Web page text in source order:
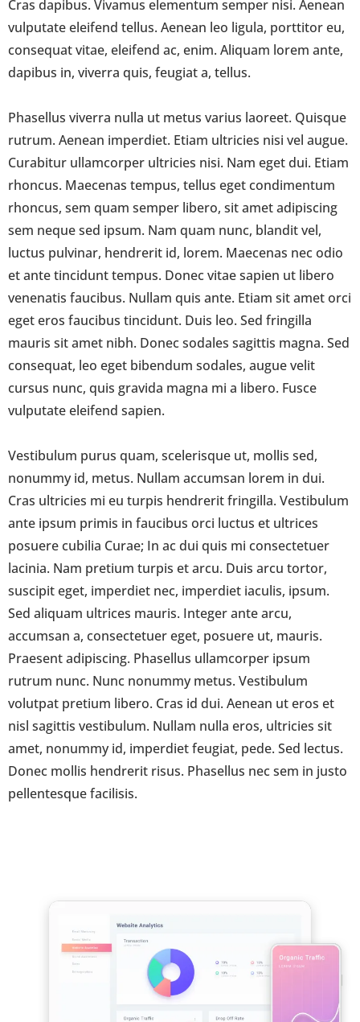
Cras dapibus. Vivamus elementum semper nisi. Aenean
vulputate eleifend tellus. Aenean leo ligula, porttitor eu,
consequat vitae, eleifend ac, enim. Aliquam lorem ante,
dapibus in, viverra quis, feugiat a, tellus.
Phasellus viverra nulla ut metus varius laoreet. Quisque
rutrum. Aenean imperdiet. Etiam ultricies nisi vel augue.
Curabitur ullamcorper ultricies nisi. Nam eget dui. Etiam
rhoncus. Maecenas tempus, tellus eget condimentum
rhoncus, sem quam semper libero, sit amet adipiscing
sem neque sed ipsum. Nam quam nunc, blandit vel,
luctus pulvinar, hendrerit id, lorem. Maecenas nec odio
et ante tincidunt tempus. Donec vitae sapien ut libero
venenatis faucibus. Nullam quis ante. Etiam sit amet orci
eget eros faucibus tincidunt. Duis leo. Sed fringilla
mauris sit amet nibh. Donec sodales sagittis magna. Sed
consequat, leo eget bibendum sodales, augue velit
cursus nunc, quis gravida magna mi a libero. Fusce
vulputate eleifend sapien.
Vestibulum purus quam, scelerisque ut, mollis sed,
nonummy id, metus. Nullam accumsan lorem in dui.
Cras ultricies mi eu turpis hendrerit fringilla. Vestibulum
ante ipsum primis in faucibus orci luctus et ultrices
posuere cubilia Curae; In ac dui quis mi consectetuer
lacinia. Nam pretium turpis et arcu. Duis arcu tortor,
suscipit eget, imperdiet nec, imperdiet iaculis, ipsum.
Sed aliquam ultrices mauris. Integer ante arcu,
accumsan a, consectetuer eget, posuere ut, mauris.
Praesent adipiscing. Phasellus ullamcorper ipsum
rutrum nunc. Nunc nonummy metus. Vestibulum
volutpat pretium libero. Cras id dui. Aenean ut eros et
nisl sagittis vestibulum. Nullam nulla eros, ultricies sit
amet, nonummy id, imperdiet feugiat, pede. Sed lectus.
Donec mollis hendrerit risus. Phasellus nec sem in justo
pellentesque facilisis.